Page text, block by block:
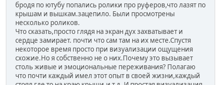
бродя по ютубу попались ролики про руферов,что лазят по
крышам и вышкам.зацепило. Были просмотрены
несколько роликов.
Что сказать,просто глядя на экран дух захватывает и
сердце замирает. почти что сам там на их месте.Спустя
некоторое время просто при визуализации ощущения
схожие.Но я собственно не о них.Почему это вызывает
столь живые и эмоциональные переживания? Полагаю
что почти каждый имел этот опыт в своей жизни,каждый